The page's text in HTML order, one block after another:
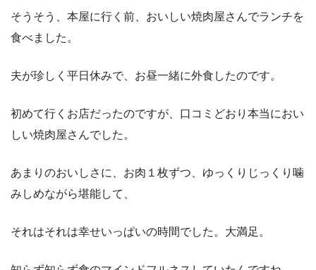
そうそう、本屋に行く前、おいしい焼肉屋さんでランチを
食べました。
夫が珍しく平日休みで、お昼一緒に外食したのです。
初めて行くお店だったのですが、口コミどおり本当におい
しい焼肉屋さんでした。
あまりのおいしさに、お肉１枚ずつ、ゆっくりじっくり噛
みしめながら堪能して、
それはそれは幸せいっぱいの時間でした。大満足。